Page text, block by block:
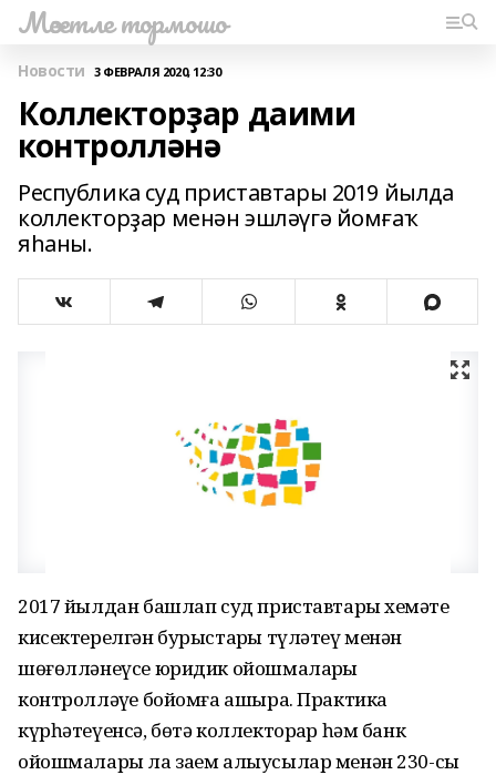
Мәсетле тормошо
Новости 3 ФЕВРАЛЯ 2020, 12:30
Коллекторҙар даими
контролләнә
Республика суд приставтары 2019 йылда
коллекторҙар менән эшләүгә йомғаҡ
яһаны.
2017 йылдан башлап суд приставтары хеҙмәте
кисектерелгән бурыстарҙы түләтеү менән
шөғөлләнеүсе юридик ойошмаларҙы
контролләүҙе бойомға ашыра. Практика
күрһәтеүенсә, бөтә коллекторҙар һәм банк
ойошмалары ла заем алыусылар менән 230-сы